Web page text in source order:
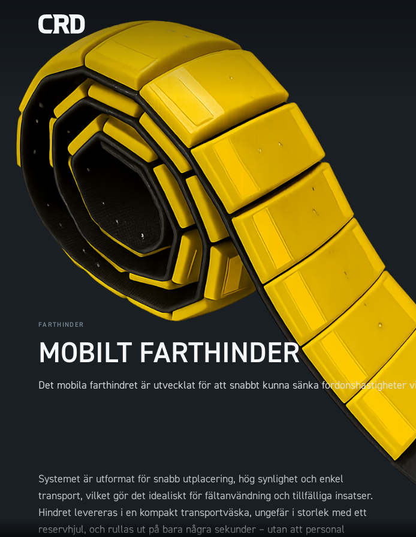
FARTHINDER
MOBILT FARTHINDER
Det mobila farthindret är utvecklat för att snabbt kunna sänka
Systemet är utformat för snabb utplacering, hög synlighet och enkel
transport, vilket gör det idealiskt för fältanvändning och tillfälliga insatser.
Hindret levereras i en kompakt transportväska, ungefär i storlek med ett
reservhjul, och rullas ut på bara några sekunder – utan att personal